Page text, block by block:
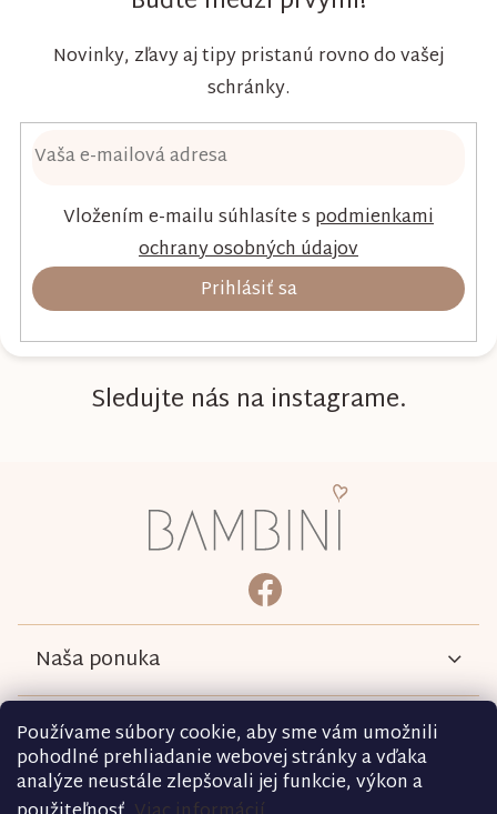
Používame súbory cookie, aby sme vám umožnili
pohodlné prehliadanie webovej stránky a vďaka
analýze neustále zlepšovali jej funkcie, výkon a
Novinky, zľavy aj tipy pristanú rovno do vašej
schránky.
Vložením e-mailu súhlasíte s podmienkami
ochrany osobných údajov
Prihlásiť sa
Sledujte nás na instagrame.
bambini.kociky
https://www.facebook.com/
Naša ponuka
Informácie
Podmienky